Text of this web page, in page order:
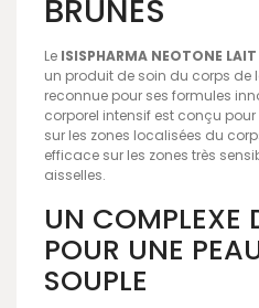
BRUNES
Le ISISPHARMA NEOTONE
un produit de soin du corps de
reconnue pour ses formules
corporel intensif est conçu
sur les zones localisées du
efficace sur les zones très
aisselles.
UN COMPLEXE
POUR UNE
SOUPLE